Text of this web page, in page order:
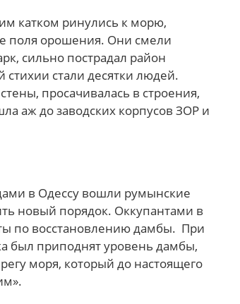
катком ринулись к морю,
поля орошения. Они смели
сильно пострадал район
стали десятки людей.
просачивалась в строения,
аж до заводских корпусов ЗОР и
в Одессу вошли румынские
новый порядок. Оккупантами в
по восстановлению дамбы. При
был приподнят уровень дамбы,
моря, который до настоящего